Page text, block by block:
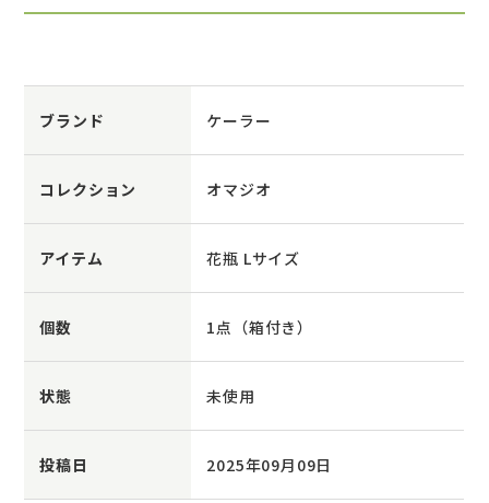
ブランド ケーラー
コレクション オマジオ
アイテム 花瓶 Lサイズ
個数 1点（箱付き）
状態 未使用
投稿日 2025年09月09日